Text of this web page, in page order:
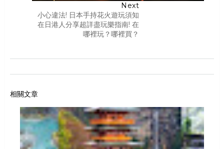
Next
小心違法! 日本手持花火遊玩須知
在日港人分享超詳盡玩樂指南! 在
哪裡玩？哪裡買？
相關文章